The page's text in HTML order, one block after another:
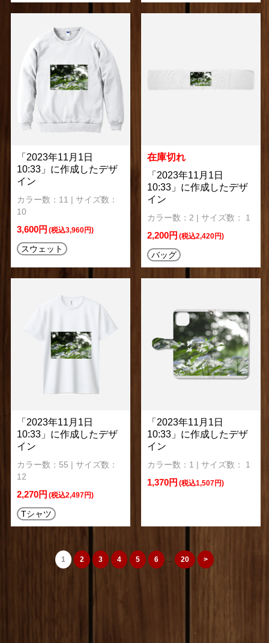
「2023年11月1日
10:33」に作成したデザ
イン
カラー数：11 | サイズ数：
10
3,600円 (税込3,960円)
スウェット
在庫切れ
「2023年11月1日
10:33」に作成したデザ
イン
カラー数：2 | サイズ数： 1
2,200円 (税込2,420円)
バッグ
「2023年11月1日
10:33」に作成したデザ
イン
カラー数：55 | サイズ数：
12
2,270円 (税込2,497円)
Tシャツ
「2023年11月1日
10:33」に作成したデザ
イン
カラー数：1 | サイズ数： 1
1,370円 (税込1,507円)
1 2 3 4 5 6 ... 20 >